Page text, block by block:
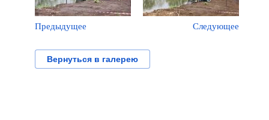
Предыдущее Следующее
Вернуться в галерею